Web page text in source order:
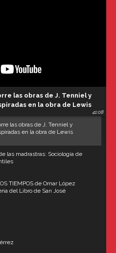
las obras de J. Tenniel y
en la obra de Lewis
41:08
las obras de J. Tenniel y
en la obra de Lewis
las madrastras: Sociología de
TIEMPOS de Omar López
del Libro de San José